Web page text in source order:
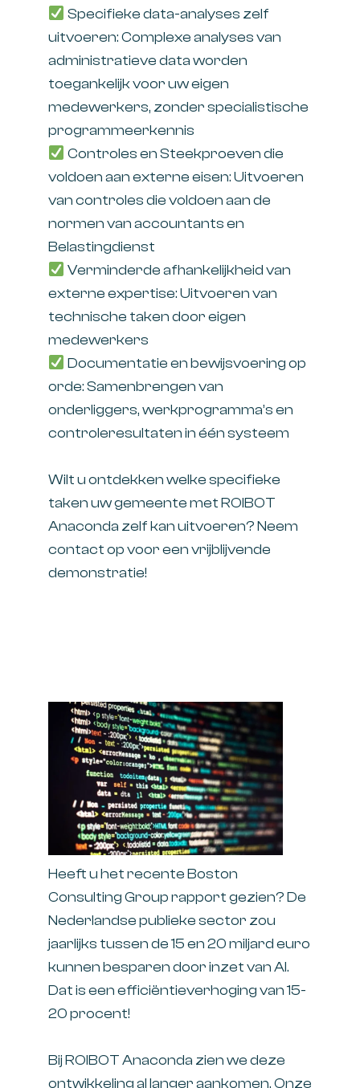
Specifieke data-analyses zelf
uitvoeren: Complexe analyses van
administratieve data worden
toegankelijk voor uw eigen
medewerkers, zonder specialistische
programmeerkennis
Controles en Steekproeven die
voldoen aan externe eisen: Uitvoeren
van controles die voldoen aan de
normen van accountants en
Belastingdienst
Verminderde afhankelijkheid van
externe expertise: Uitvoeren van
technische taken door eigen
medewerkers
Documentatie en bewijsvoering op
orde: Samenbrengen van
onderliggers, werkprogramma’s en
controleresultaten in één systeem
Wilt u ontdekken welke specifieke
taken uw gemeente met ROIBOT
Anaconda zelf kan uitvoeren? Neem
contact op voor een vrijblijvende
demonstratie!
Heeft u het recente Boston
Consulting Group rapport gezien? De
Nederlandse publieke sector zou
jaarlijks tussen de 15 en 20 miljard euro
kunnen besparen door inzet van AI.
Dat is een efficiëntieverhoging van 15-
20 procent!
Bij ROIBOT Anaconda zien we deze
ontwikkeling al langer aankomen. Onze